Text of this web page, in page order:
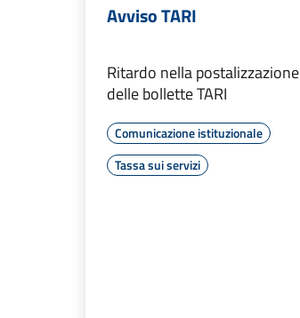
Avviso TARI
Ritardo nella postalizzazione
delle bollette TARI
Comunicazione istituzionale
Tassa sui servizi